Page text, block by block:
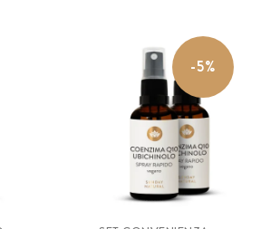
con olio di scorza d'arancia per un gusto
-5%